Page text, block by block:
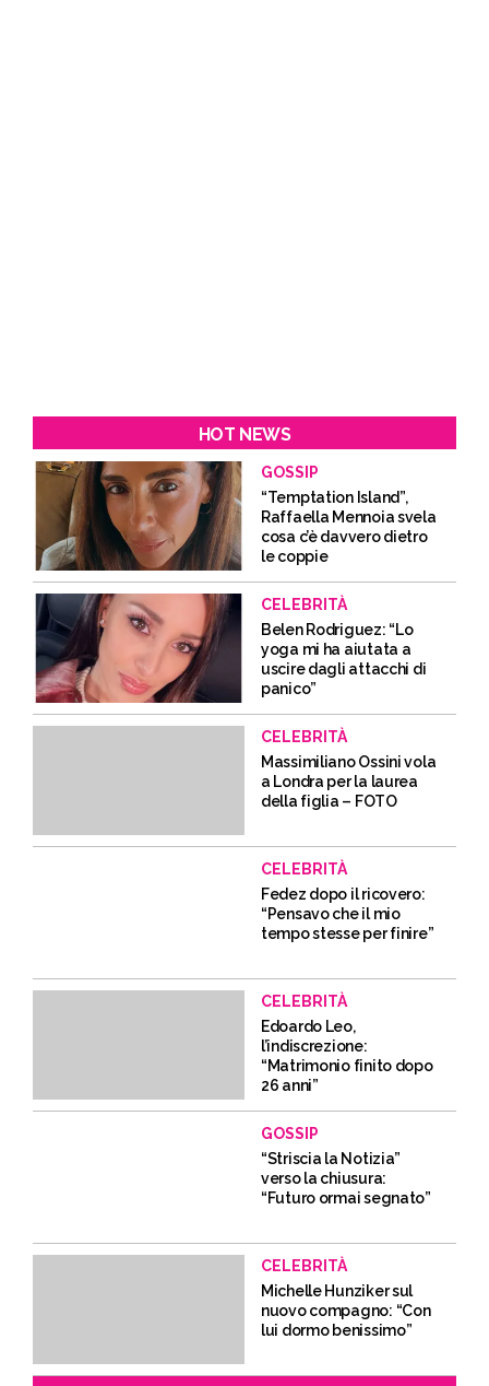
HOT NEWS
GOSSIP
“Temptation Island”,
Raffaella Mennoia svela
cosa c’è davvero dietro
le coppie
CELEBRITÀ
Belen Rodriguez: “Lo
yoga mi ha aiutata a
uscire dagli attacchi di
panico”
CELEBRITÀ
Massimiliano Ossini vola
a Londra per la laurea
della figlia – FOTO
CELEBRITÀ
Fedez dopo il ricovero:
“Pensavo che il mio
tempo stesse per finire”
CELEBRITÀ
Edoardo Leo,
l’indiscrezione:
“Matrimonio finito dopo
26 anni”
GOSSIP
“Striscia la Notizia”
verso la chiusura:
“Futuro ormai segnato”
CELEBRITÀ
Michelle Hunziker sul
nuovo compagno: “Con
lui dormo benissimo”